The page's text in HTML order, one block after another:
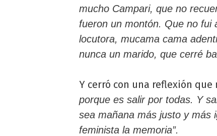
mucho Campari, que no
fueron un montón. Que no fui
locutora, mucama cama
nunca un marido, que cerré
Y cerró con una reflexión
porque es salir por todas. Y
sea mañana más justo y más
feminista la memoria”.